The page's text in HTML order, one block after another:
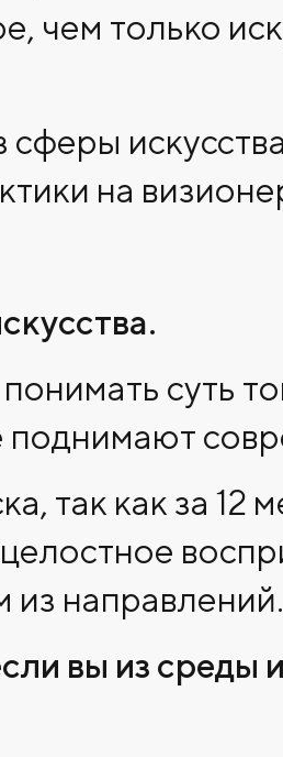
чем только
на
суть
так как за
из направлений.
вы из среды